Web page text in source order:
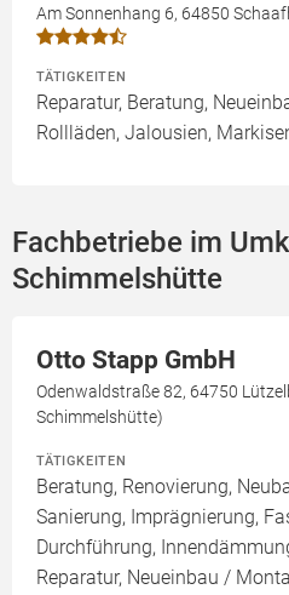
Am Sonnenhang 6, 64850
TÄTIGKEITEN
Reparatur, Beratung,
Rollläden, Jalousien,
Fachbetriebe im
Schimmelshütte
Otto Stapp GmbH
Odenwaldstraße 82, 64750
Schimmelshütte)
TÄTIGKEITEN
Beratung, Renovierung,
Sanierung, Imprägnierung,
Durchführung,
Reparatur, Neueinbau /